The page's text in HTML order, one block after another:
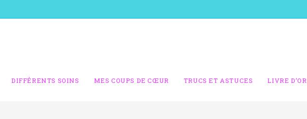
DIFFÉRENTS SOINS MES COUPS DE CŒUR TRUCS ET ASTUCES LIVRE D’OR